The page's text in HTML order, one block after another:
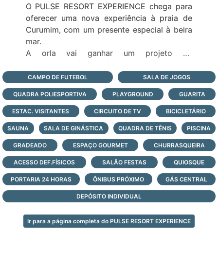
O PULSE RESORT EXPERIENCE chega para
oferecer uma nova experiência à praia de
Curumim, com um presente especial à beira
mar.
A orla vai ganhar um projeto de
melhorias estruturais. Uma gentileza do
grupo Casanova e da Alderbaran Urbanismo
para inspirar dias ainda mais alto-astral para
os veranistas e moradores.
PULSE COMPLEXO DE PISCINAS:
BAR MOLHADO;
POOL LOUNGE;
PISCINA;
INFANTIL E SPRAY PLAY;
RAIA DE 25m;
POOL JUNGLE;
PISCINA ADULTO COM SOLARIUM;
DECKS E LOUNGES MOLHADOS E SPAS.
CAMPO DE FUTEBOL SALA DE JOGOS
QUADRA POLIESPORTIVA PLAYGROUND GUARITA
ESTAC. VISITANTES CIRCUITO DE TV BICICLETÁRIO
SAUNA SALA DE GINÁSTICA QUADRA DE TÊNIS PISCINA
GRADEADO ESPAÇO GOURMET CHURRASQUEIRA
ACESSO DEF.FÍSICOS SALÃO FESTAS QUIOSQUE
PORTARIA 24 HORAS ÔNIBUS PRÓXIMO GÁS CENTRAL
DEPÓSITO INDIVIDUAL
Ir para a página completa do PULSE RESORT EXPERIENCE